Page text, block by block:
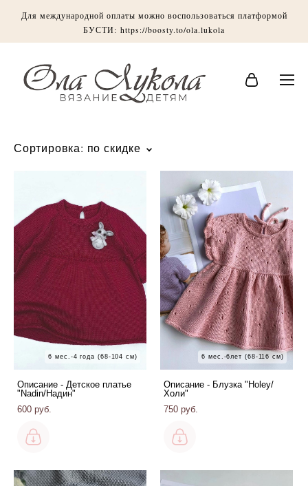
Для международной оплаты можно воспользоваться платформой
БУСТИ: https://boosty.to/ola.lukola
Сортировка: по скидке
6 мес.-4 года (68-104 см)
Описание - Детское платье
"Nadin/Надин"
600 pуб.
6 мес.-6лет (68-116 см)
Описание - Блузка "Holey/
Холи"
750 pуб.